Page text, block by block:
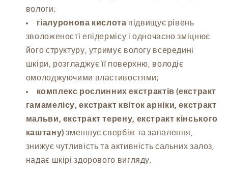
вологи;
гіалуронова кислота підвищує рівень
зволоженості епідермісу і одночасно зміцнює
його структуру, утримує вологу всередині
шкіри, розгладжує її поверхню, володіє
омолоджуючими властивостями;
комплекс рослинних екстрактів (екстракт
гамамелісу, екстракт квіток арніки, екстракт
мальви, екстракт терену, екстракт кінського
каштану) зменшує свербіж та запалення,
знижує чутливість та активність сальних залоз,
надає шкірі здорового вигляду.